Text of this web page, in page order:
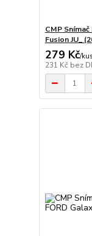
CMP
Fusion JU_
279 Kč/kus
231 Kč bez